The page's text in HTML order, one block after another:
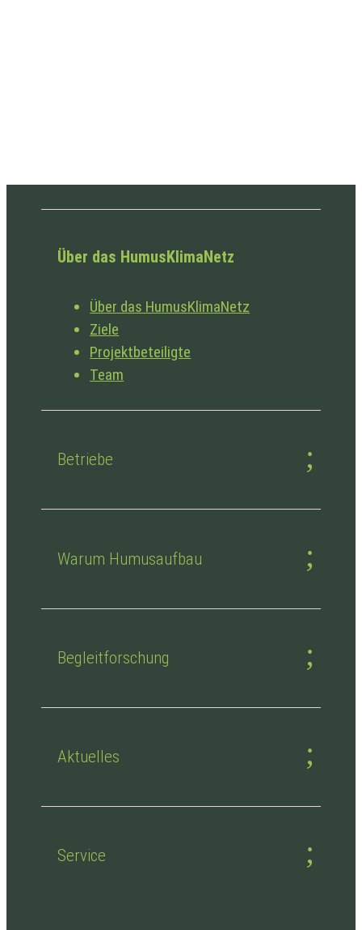
Über das HumusKlimaNetz
Über das HumusKlimaNetz
Ziele
Projektbeteiligte
Team
Betriebe
Warum Humusaufbau
Begleitforschung
Aktuelles
Service